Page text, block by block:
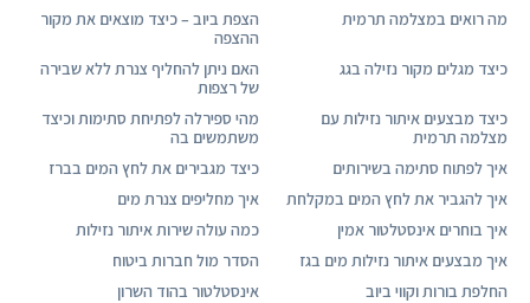
מה רואים במצלמה תרמית
הצפת ביוב – כיצד מוצאים את מקור
ההצפה
כיצד מגלים מקור נזילה בגג
האם ניתן להחליף צנרת ללא שבירה
של רצפות
כיצד מבצעים איתור נזילות עם
מצלמה תרמית
מהי ספירלה לפתיחת סתימות וכיצד
משתמשים בה
איך לפתוח סתימה בשירותים
כיצד מגבירים את לחץ המים בברז
איך להגביר את לחץ המים במקלחת
איך מחליפים צנרת מים
איך בוחרים אינסטלטור אמין
כמה עולה שירות איתור נזילות
איך מבצעים איתור נזילות מים בגז
הסדר מול חברות ביטוח
החלפת בורות וקווי ביוב
אינסטלטור בהוד השרון